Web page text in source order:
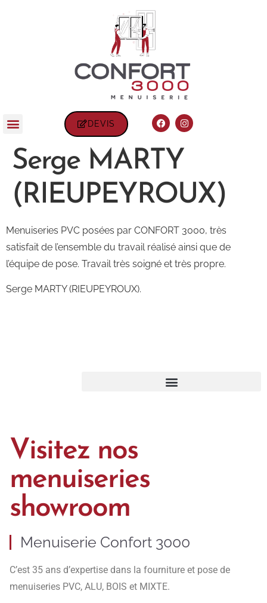
DEVIS
Serge MARTY
(RIEUPEYROUX)
Menuiseries PVC posées par CONFORT 3000, très
satisfait de l’ensemble du travail réalisé ainsi que de
l’équipe de pose. Travail très soigné et très propre.
Serge MARTY (RIEUPEYROUX).
Visitez nos
menuiseries
showroom
Menuiserie Confort 3000
C’est 35 ans d’expertise dans la fourniture et pose de
menuiseries PVC, ALU, BOIS et MIXTE.